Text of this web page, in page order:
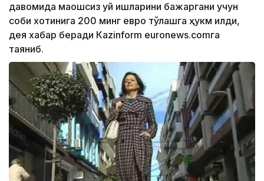
давомида маошсиз уй ишларини бажаргани учун
собиқ хотинига 200 минг евро тўлашга ҳукм қилди,
дея хабар беради Кazinform euronews.cоmга
таяниб.